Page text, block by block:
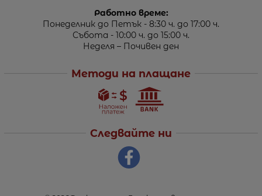
Работно време:
Понеделник до Петък - 8:30 ч. до 17:00 ч.
Събота - 10:00 ч. до 15:00 ч.
Неделя – Почивен ден
Методи на плащане
Следвайте ни